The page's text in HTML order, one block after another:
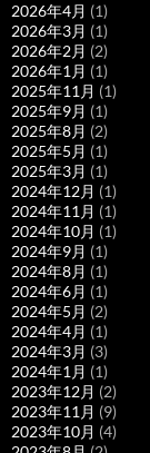
2026年4月 (1)
2026年3月 (1)
2026年2月 (2)
2026年1月 (1)
2025年11月 (1)
2025年9月 (1)
2025年8月 (2)
2025年5月 (1)
2025年3月 (1)
2024年12月 (1)
2024年11月 (1)
2024年10月 (1)
2024年9月 (1)
2024年8月 (1)
2024年6月 (1)
2024年5月 (2)
2024年4月 (1)
2024年3月 (3)
2024年1月 (1)
2023年12月 (2)
2023年11月 (9)
2023年10月 (4)